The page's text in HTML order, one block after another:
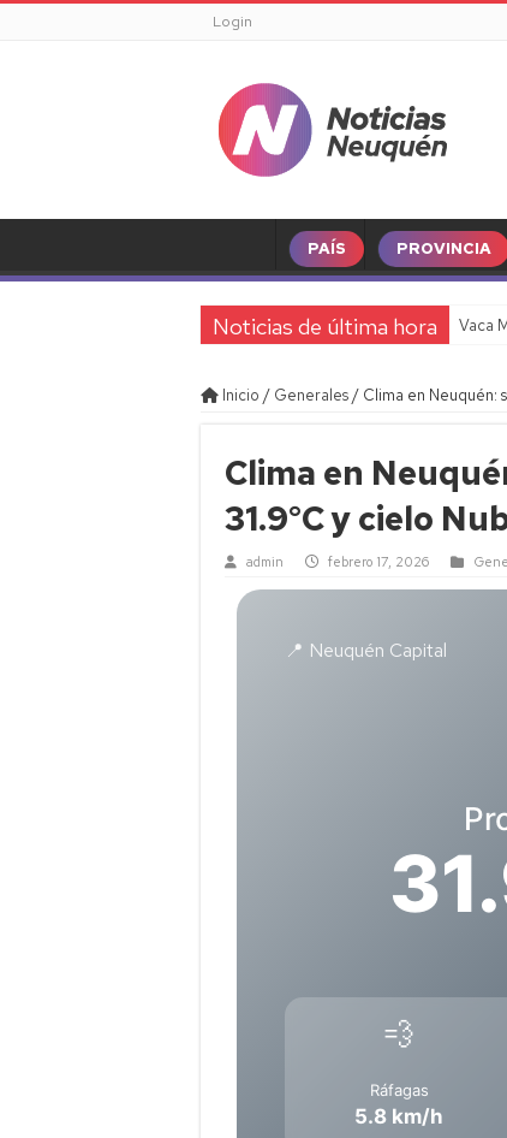
Login
PAÍS PROVINCIA
Noticias de última hora Vaca
Inicio / Generales/ Clima en Neuquén:
Clima en
31.9°C y cielo
admin febrero 17, 2026
📍 Neuquén Capital
💨
Ráfagas
5.8 km/h